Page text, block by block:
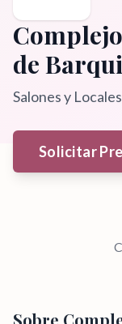
de
Salones y Locales
Solicitar
Sobre